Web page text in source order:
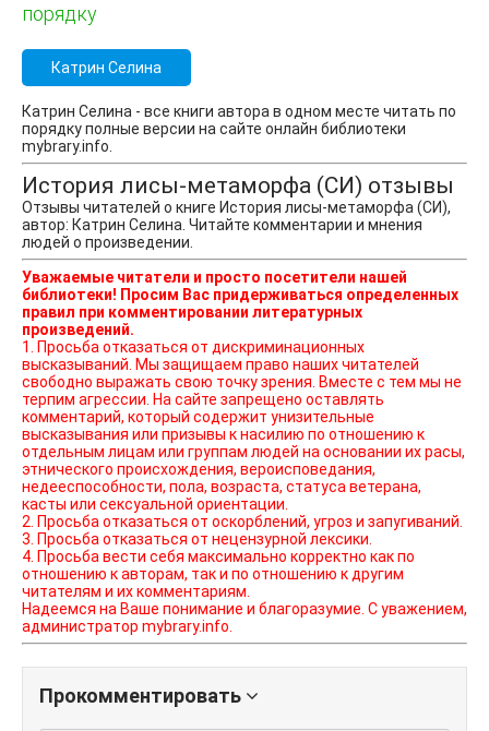
порядку
Катрин Селина
Катрин Селина - все книги автора в одном месте читать по
порядку полные версии на сайте онлайн библиотеки
mybrary.info.
История лисы-метаморфа (СИ) отзывы
Отзывы читателей о книге История лисы-метаморфа (СИ),
автор: Катрин Селина. Читайте комментарии и мнения
людей о произведении.
Уважаемые читатели и просто посетители нашей
библиотеки! Просим Вас придерживаться определенных
правил при комментировании литературных
произведений.
1. Просьба отказаться от дискриминационных
высказываний. Мы защищаем право наших читателей
свободно выражать свою точку зрения. Вместе с тем мы не
терпим агрессии. На сайте запрещено оставлять
комментарий, который содержит унизительные
высказывания или призывы к насилию по отношению к
отдельным лицам или группам людей на основании их расы,
этнического происхождения, вероисповедания,
недееспособности, пола, возраста, статуса ветерана,
касты или сексуальной ориентации.
2. Просьба отказаться от оскорблений, угроз и запугиваний.
3. Просьба отказаться от нецензурной лексики.
4. Просьба вести себя максимально корректно как по
отношению к авторам, так и по отношению к другим
читателям и их комментариям.
Надеемся на Ваше понимание и благоразумие. С уважением,
администратор mybrary.info.
Прокомментировать